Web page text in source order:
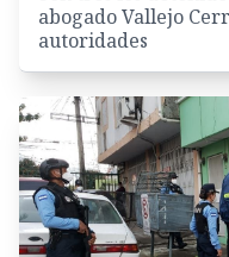
abogado Vallejo
autoridades